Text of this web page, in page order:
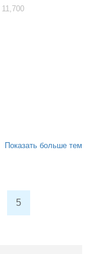
11,700
Показать больше тем
5